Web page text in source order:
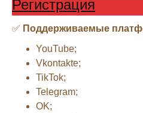
Регистрация
✅ Поддерживаемые
YouTube;
Vkontakte;
TikTok;
Telegram;
OK;